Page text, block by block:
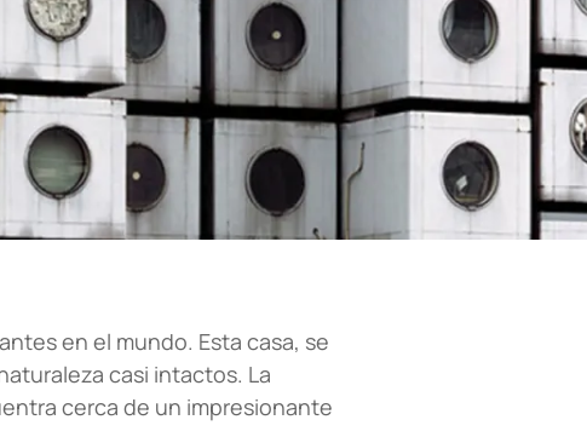
en el mundo. Esta casa, se
casi intactos. La
cerca de un impresionante